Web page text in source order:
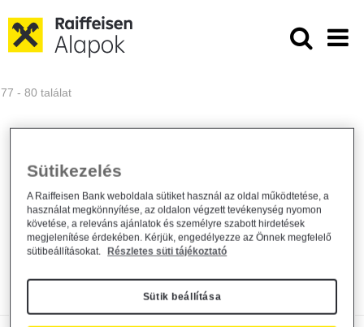
Közzétételek - Raiffeisen
77 - 80 találat
Módosul a Raiffeisen Befektetési
Alapkezelő Zrt. által...
Alapkezelő közzététel 2024. június 12.
Közzététel
Bővebben
Sütikezelés
A Raiffeisen Bank weboldala sütiket használ az oldal működtetése, a
használat megkönnyítése, az oldalon végzett tevékenység nyomon
követése, a releváns ajánlatok és személyre szabott hirdetések
megjelenítése érdekében. Kérjük, engedélyezze az Önnek megfelelő
sütibeállításokat.
Részletes süti tájékoztató
Sütik beállítása